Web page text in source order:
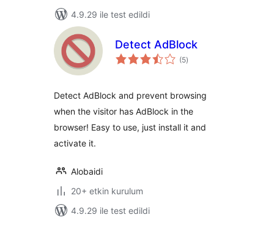
4.9.29 ile test edildi
Detect AdBlock
(5toplam
puan
)
Detect AdBlock and prevent browsing
when the visitor has AdBlock in the
browser! Easy to use, just install it and
activate it.
Alobaidi
20+ etkin kurulum
4.9.29 ile test edildi